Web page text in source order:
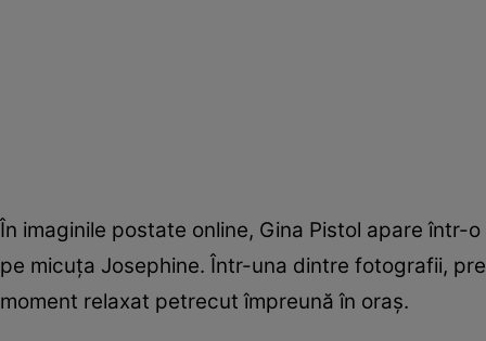
În imaginile postate online, Gina Pistol apare
pe micuța Josephine. Într-una dintre fotografii,
moment relaxat petrecut împreună în oraș.